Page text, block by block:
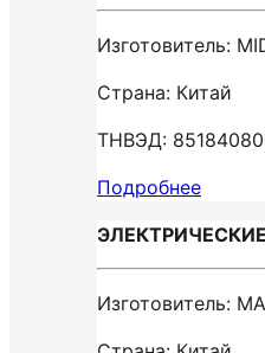
Изготовитель:
Страна: Китай
ТНВЭД:
Подробнее
ЭЛЕКТРИЧЕСКИЕ
Изготовитель: